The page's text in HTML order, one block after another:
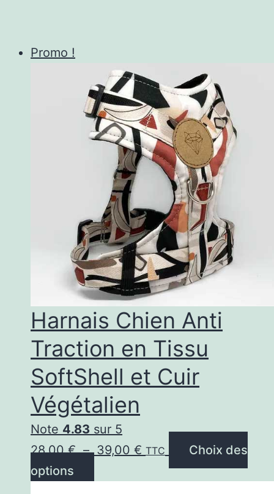
Promo !
Harnais Chien Anti
Traction en Tissu
SoftShell et Cuir
Végétalien
Note 4.83 sur 5
28,00€ – 39,00 € Plage
TTC
Choix des
options